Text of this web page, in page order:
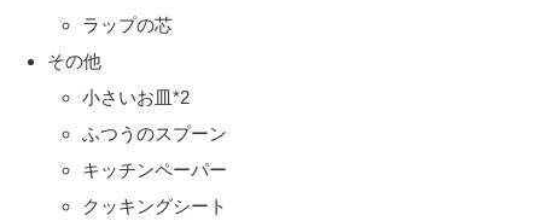
ラップの芯
その他
小さいお皿*2
ふつうのスプーン
キッチンペーパー
クッキングシート